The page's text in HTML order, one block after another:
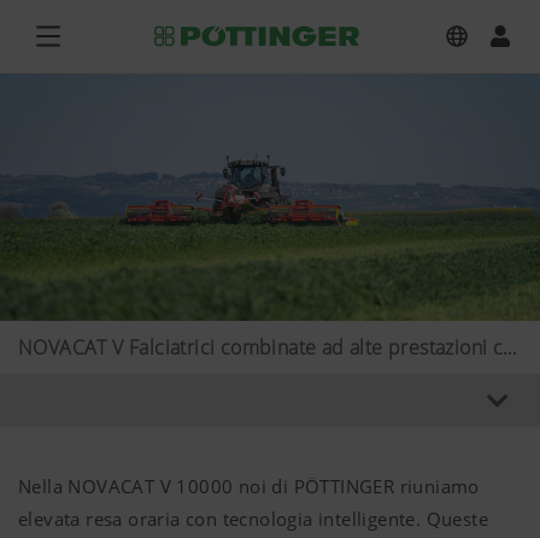
NOVACAT V Falciatrici combinate ad alte prestazioni con spostamento laterale idraulico
Nella NOVACAT V 10000 noi di PÖTTINGER riuniamo
elevata resa oraria con tecnologia intelligente. Queste